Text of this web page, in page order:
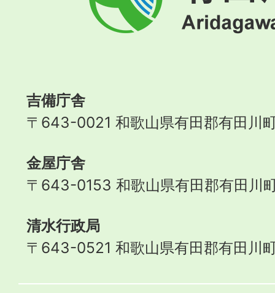
川
町
吉備庁舎
〒643-0021 和歌山県有田郡有田川
金屋庁舎
〒643-0153 和歌山県有田郡有田川
清水行政局
〒643-0521 和歌山県有田郡有田川